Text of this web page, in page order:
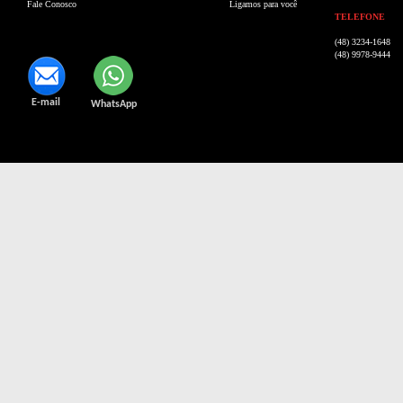
Fale Conosco
Ligamos para você
TELEFONE
(48) 3234-1648
(48) 9978-9444
E-mail WhatsApp